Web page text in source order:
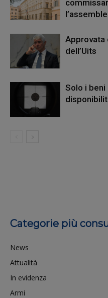
Approvata
dell’Uits
Solo i
Categorie più
News
Attualità
In evidenza
Armi